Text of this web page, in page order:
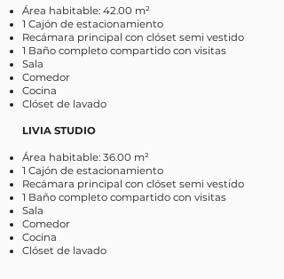
Área habitable: 42.00 m²
1 Cajón de estacionamiento
Recámara principal con clóset semi vestido
1 Baño completo compartido con visitas
Sala
Comedor
Cocina
Clóset de lavado
LIVIA STUDIO
Área habitable: 36.00 m²
1 Cajón de estacionamiento
Recámara principal con clóset semi vestido
1 Baño completo compartido con visitas
Sala
Comedor
Cocina
Clóset de lavado